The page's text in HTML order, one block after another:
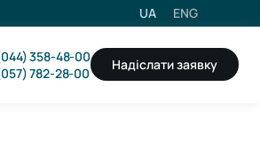
UA ENG
358-48-00
782-28-00
Надіслати заявку